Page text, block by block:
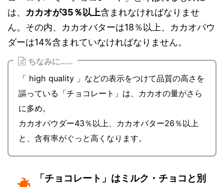
は、 カカオが35％以上含まれなければなりませ
ん。その内、カカオバターは18％以上、カカオパウ
ダーは14%含まれていなければなりません。
ちなみに……
「 high quality 」などの表示をつけて品質の高さを
謳っている「チョコレート」は、カカオの量がさら
に多め。
カカオパウダー43％以上、カカオバター26％以上
と、含有率がぐっと高くなります。
「チョコレート」はミルク・チョコと別